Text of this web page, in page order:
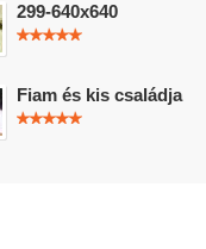
299-640x640
Fiam és kis családja